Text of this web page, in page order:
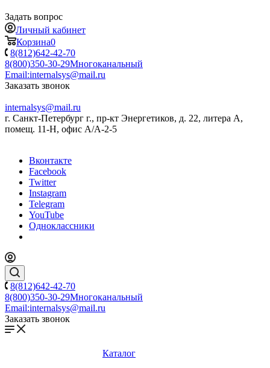
Задать вопрос
Личный кабинет
Корзина0
8(812)642-42-70
8(800)350-30-29Многоканальный
Email:internalsys@mail.ru
Заказать звонок
internalsys@mail.ru
г. Санкт-Петербург г., пр-кт Энергетиков, д. 22, литера А,
помещ. 11-Н, офис А/А-2-5
Вконтакте
Facebook
Twitter
Instagram
Telegram
YouTube
Одноклассники
8(812)642-42-70
8(800)350-30-29Многоканальный
Email:internalsys@mail.ru
Заказать звонок
Каталог